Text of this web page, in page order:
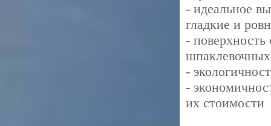
- идеальное
гладкие и
- поверхность
-
-
их стоимости